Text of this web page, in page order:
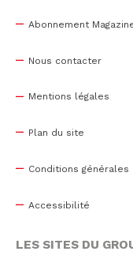
Abonnement
Nous contacter
Mentions légales
Plan du site
Conditions générales
Accessibilité
LES SITES DU